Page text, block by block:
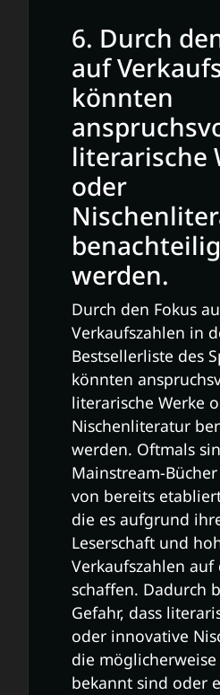
6. Durch
auf
könnten
literarische
oder
werden.
Durch den Fokus
Verkaufszahlen in
Bestsellerliste des
könnten
literarische Werke
Nischenliteratur
werden. Oftmals
Mainstream-
von bereits
die es aufgrund
Leserschaft und
Verkaufszahlen auf
schaffen. Dadurch
Gefahr, dass
oder innovative
die
bekannt sind oder